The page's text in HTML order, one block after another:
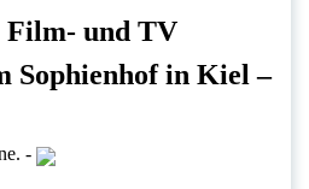
Film- und TV
Sophienhof in Kiel –
-